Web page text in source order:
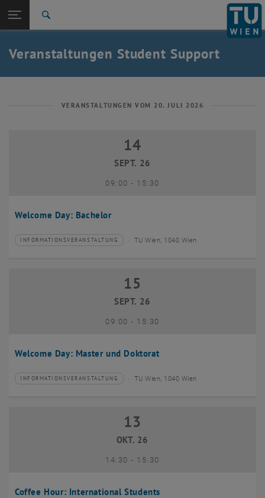
TU Login
Quicklinks
Quicklinks-Menü umschalten
Studium
Karriere
Zurück: Subseiten von Student Support auflisten
Student Support
Veranstaltungen Student Support
VERANSTALTUNGEN VOM 20. JULI 2026
Welcome Day: Bachelor
14 September 2026
14
SEPT. 26
09:00- bis
15:30
Veranstaltungstyp:
INFORMATIONSVERANSTALTUNG
Veranstaltungsort: TU Wien, 1040 Wien
Welcome Day: Master und Doktorat
15 September 2026
15
SEPT. 26
09:00- bis
15:30
Veranstaltungstyp:
INFORMATIONSVERANSTALTUNG
Veranstaltungsort: TU Wien, 1040 Wien
Coffee Hour: International Students
13 Oktober 2026
13
OKT. 26
14:30- bis
15:30